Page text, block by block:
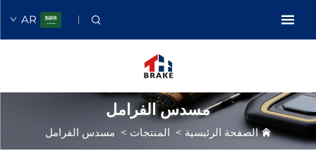
AR
مسدس الفرامل
الصفحة الرئيسية > المنتجات > مسدس الفرامل